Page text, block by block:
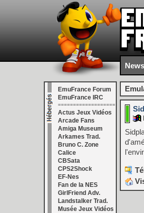
News
EmuFrance Forum
EmuFrance IRC
===================
Actus Jeux Vidéos
Arcade Fans
Amiga Museum
Arkames Trad.
Bruno C. Zone
Calice
CBSata
CPS2Shock
EF-Nes
Fan de la NES
GirlFriend Adv.
Landstalker Trad.
Musée Jeux Vidéos